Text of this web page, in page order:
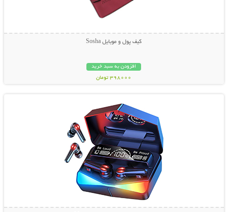
کیف پول و موبایل Sosha
افزودن به سبد خرید
398000 تومان
نمایش توضیحات بیشتر